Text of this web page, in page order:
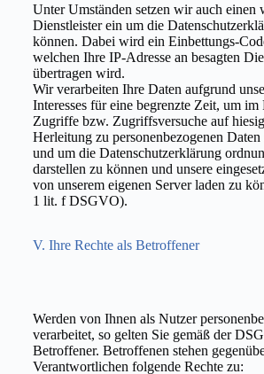
Unter Umständen setzen wir auch einen
Dienstleister ein um die
können. Dabei wird ein Einbettungs-
welchen Ihre IP-Adresse an besagten
übertragen wird.
Wir verarbeiten Ihre Daten aufgrund
Interesses für eine begrenzte Zeit, um im
Zugriffe bzw. Zugriffsversuche auf
Herleitung zu personenbezogenen Daten
und um die Datenschutzerklärung
darstellen zu können und unsere
von unserem eigenen Server laden zu
1 lit. f DSGVO).
V. Ihre Rechte als Betroffener
Werden von Ihnen als Nutzer
verarbeitet, so gelten Sie gemäß der
Betroffener. Betroffenen stehen
Verantwortlichen folgende Rechte zu: